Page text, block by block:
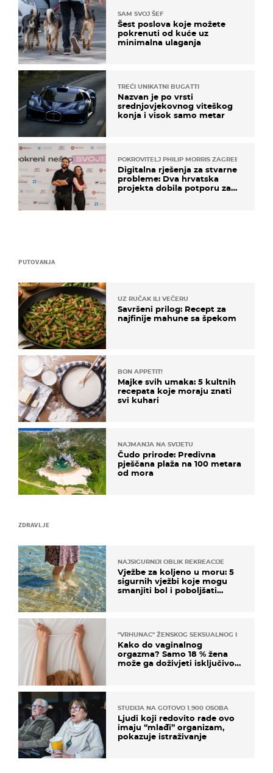
ZDRAVLJE
NAJSIGURNIJI OBLIK REKREACIJE
Vježbe za koljeno u moru: 5
sigurnih vježbi koje mogu
smanjiti bol i poboljšati
"VRHUNAC" ŽENSKOG SEKSUALNOG ISKUSTVA
Kako do vaginalnog
orgazma? Samo 18 % žena
može ga doživjeti isključivo
STUDIJA NA GOTOVO 1.900 OSOBA
Ljudi koji redovito rade ovo
imaju “mlađi” organizam,
pokazuje istraživanje
PUTOVANJA
UZ RUČAK ILI VEČERU
Savršeni prilog: Recept za
najfinije mahune sa špekom
BON APPETIT!
Majke svih umaka: 5 kultnih
recepata koje moraju znati
svi kuhari
NAJMANJA NA SVIJETU
Čudo prirode: Predivna
pješčana plaža na 100 metara
od mora
SAM SVOJ ŠEF
Šest poslova koje možete
pokrenuti od kuće uz
minimalna ulaganja
TREĆI UNIKATNI BUGATTI
Nazvan je po vrsti
srednjovjekovnog viteškog
konja i visok samo metar
POKROVITELJ PHILIP MORRIS ZAGREB
Digitalna rješenja za stvarne
probleme: Dva hrvatska
projekta dobila potporu za